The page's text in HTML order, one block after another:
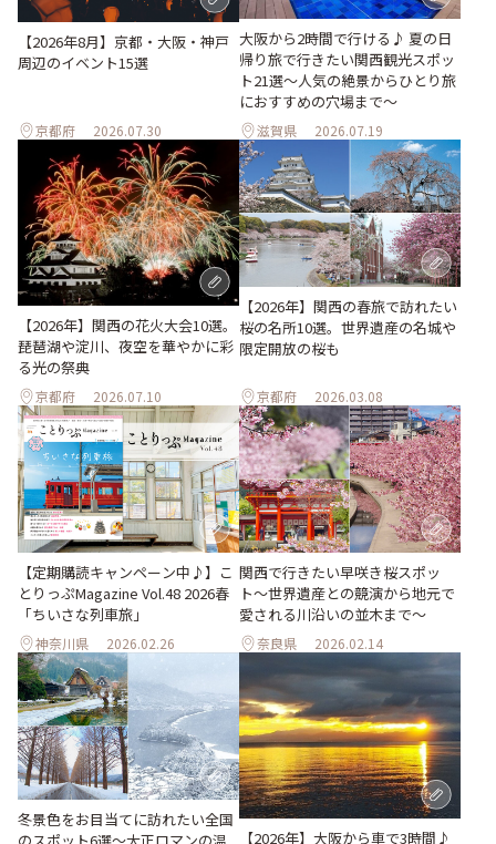
【2026年8月】京都・大阪・神戸
周辺のイベント15選
京都府 2026.07.30
大阪から2時間で行ける♪ 夏の日
帰り旅で行きたい関西観光スポッ
ト21選～人気の絶景からひとり旅
におすすめの穴場まで～
滋賀県 2026.07.19
【2026年】関西の花火大会10選。
琵琶湖や淀川、夜空を華やかに彩
る光の祭典
京都府 2026.07.10
【2026年】関西の春旅で訪れたい
桜の名所10選。世界遺産の名城や
限定開放の桜も
京都府 2026.03.08
【定期購読キャンペーン中♪】こ
とりっぷMagazine Vol.48 2026春
「ちいさな列車旅」
神奈川県 2026.02.26
関西で行きたい早咲き桜スポッ
ト〜世界遺産との競演から地元で
愛される川沿いの並木まで〜
奈良県 2026.02.14
冬景色をお目当てに訪れたい全国
【2026年】大阪から車で3時間♪